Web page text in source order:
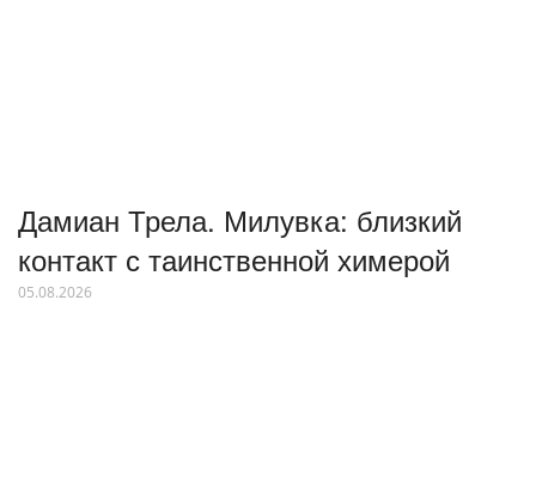
Дамиан Трела. Милувка: близкий
контакт с таинственной химерой
05.08.2026